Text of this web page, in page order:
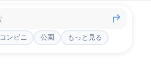
コンビニ 公園 もっと見る